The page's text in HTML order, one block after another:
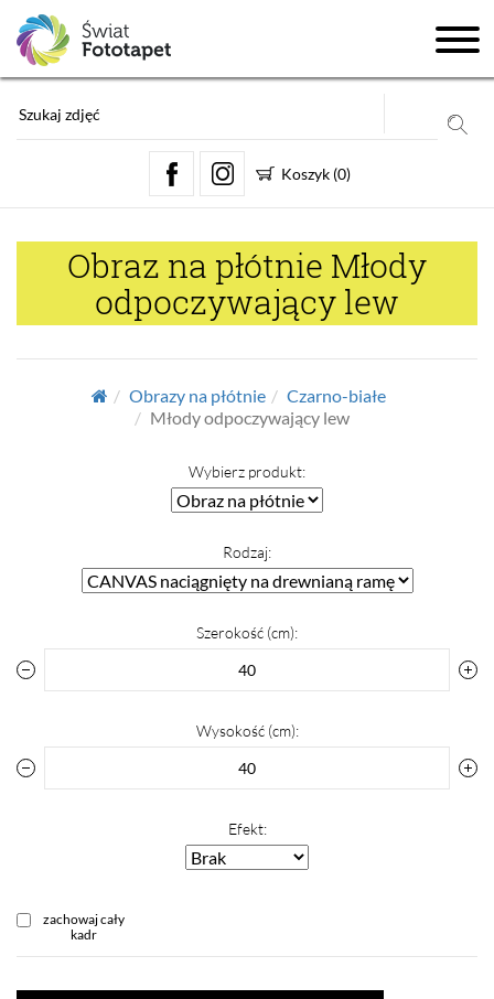
Koszyk (0)
Obraz na płótnie Młody
odpoczywający lew
Obrazy na płótnie
Czarno-białe
Młody odpoczywający lew
Wybierz produkt:
Rodzaj:
Szerokość (cm):
Wysokość (cm):
Efekt:
zachowaj cały
kadr